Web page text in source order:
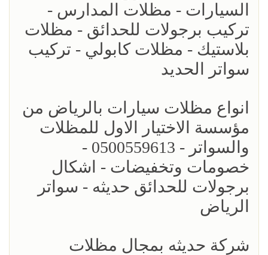
السيارات - مظلات المدارس -
تركيب برجولات للحدائق - مظلات
بلاستيك - مظلات كابولي - تركيب
سواتر الحديد
انواع مظلات سيارات بالرياض من
مؤسسة الاختيار الاول للمظلات
والسواتر - 0500559613 -
خصومات وتخفيضات - اشكال
برجولات للحدائق حديثه - سواتر
الرياض
شركة حديثه بمجال مظلات